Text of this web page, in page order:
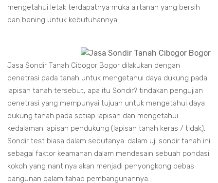
mengetahui letak terdapatnya muka airtanah yang bersih
dan bening untuk kebutuhannya.
Jasa Sondir Tanah Cibogor Bogor dilakukan dengan
penetrasi pada tanah untuk mengetahui daya dukung pada
lapisan tanah tersebut, apa itu Sondir? tindakan pengujian
penetrasi yang mempunyai tujuan untuk mengetahui daya
dukung tanah pada setiap lapisan dan mengetahui
kedalaman lapisan pendukung (lapisan tanah keras / tidak),
Sondir test biasa dalam sebutanya. dalam uji sondir tanah ini
sebagai faktor keamanan dalam mendesain sebuah pondasi
kokoh yang nantinya akan menjadi penyongkong bebas
bangunan dalam tahap pembangunannya.